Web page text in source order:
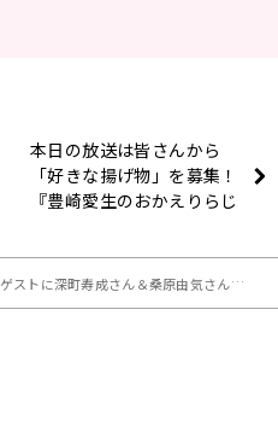
本日の放送は皆さんから
「好きな揚げ物」を募集！
『豊崎愛生のおかえりらじ
ゲストに深町寿成さん＆桑原由気さん、さらにhalcaさんが登場！エジソン11月23日